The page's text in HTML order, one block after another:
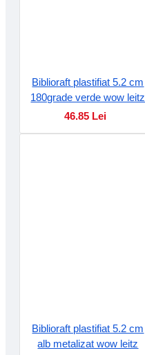
Biblioraft plastifiat 5.2 cm
180grade verde wow leitz
46.85 Lei
Biblioraft plastifiat 5.2 cm
alb metalizat wow leitz